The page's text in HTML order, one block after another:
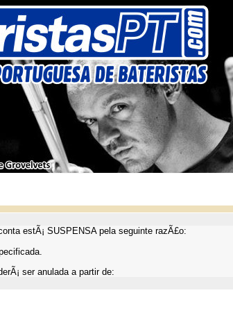
estÃ¡ SUSPENSA pela seguinte razÃ£o:
ser anulada a partir de: